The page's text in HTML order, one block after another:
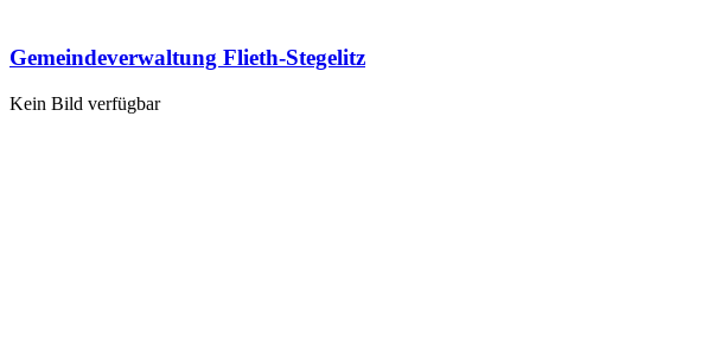
Gemeindeverwaltung Flieth-Stegelitz
Kein Bild verfügbar